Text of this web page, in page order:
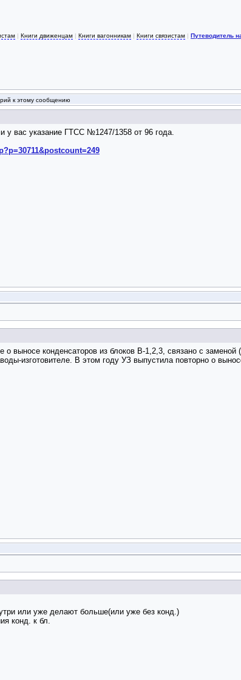
| Книги движенцам | Книги вагонникам | Книги связистам | Путеводитель
к этому сообщению
у вас указание ГТСС №1247/1358 от 96 года.
выносе конденсаторов из блоков В-1,2,3, связано с заменой
изготовителе. В этом году УЗ выпустила повторно о
или уже делают больше(или уже без конд.)
конд. к бл.